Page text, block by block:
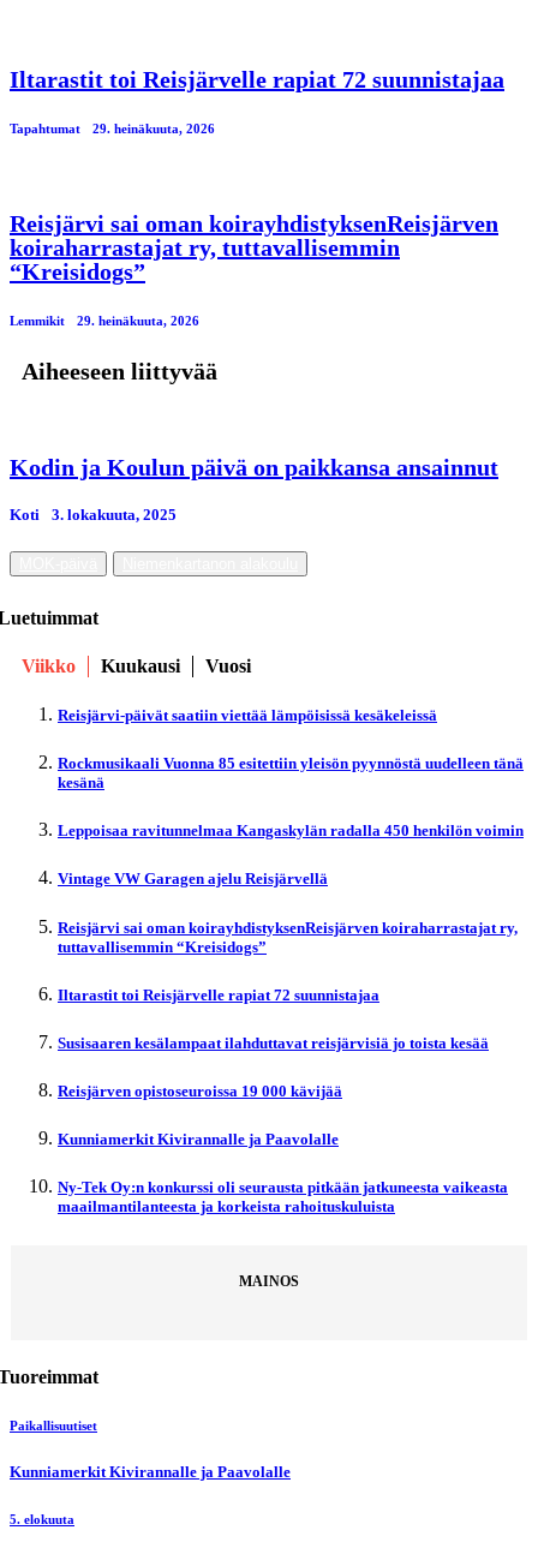
Iltarastit toi Reisjärvelle rapiat 72 suunnistajaa
Tapahtumat 29. heinäkuuta, 2026
Reisjärvi sai oman koirayhdistyksenReisjärven
koiraharrastajat ry, tuttavallisemmin
“Kreisidogs”
Lemmikit 29. heinäkuuta, 2026
Aiheeseen liittyvää
Kodin ja Koulun päivä on paikkansa ansainnut
Koti 3. lokakuuta, 2025
Viikko Kuukausi Vuosi
Reisjärvi-päivät saatiin viettää lämpöisissä kesäkeleissä
Rockmusikaali Vuonna 85 esitettiin yleisön pyynnöstä uudelleen tänä
kesänä
Leppoisaa ravitunnelmaa Kangaskylän radalla 450 henkilön voimin
Vintage VW Garagen ajelu Reisjärvellä
Reisjärvi sai oman koirayhdistyksenReisjärven koiraharrastajat ry,
tuttavallisemmin “Kreisidogs”
Iltarastit toi Reisjärvelle rapiat 72 suunnistajaa
Susisaaren kesälampaat ilahduttavat reisjärvisiä jo toista kesää
Reisjärven opistoseuroissa 19 000 kävijää
Kunniamerkit Kivirannalle ja Paavolalle
Ny-Tek Oy:n konkurssi oli seurausta pitkään jatkuneesta vaikeasta
maailmantilanteesta ja korkeista rahoituskuluista
MAINOS
Paikallisuutiset
Kunniamerkit Kivirannalle ja Paavolalle
5. elokuuta